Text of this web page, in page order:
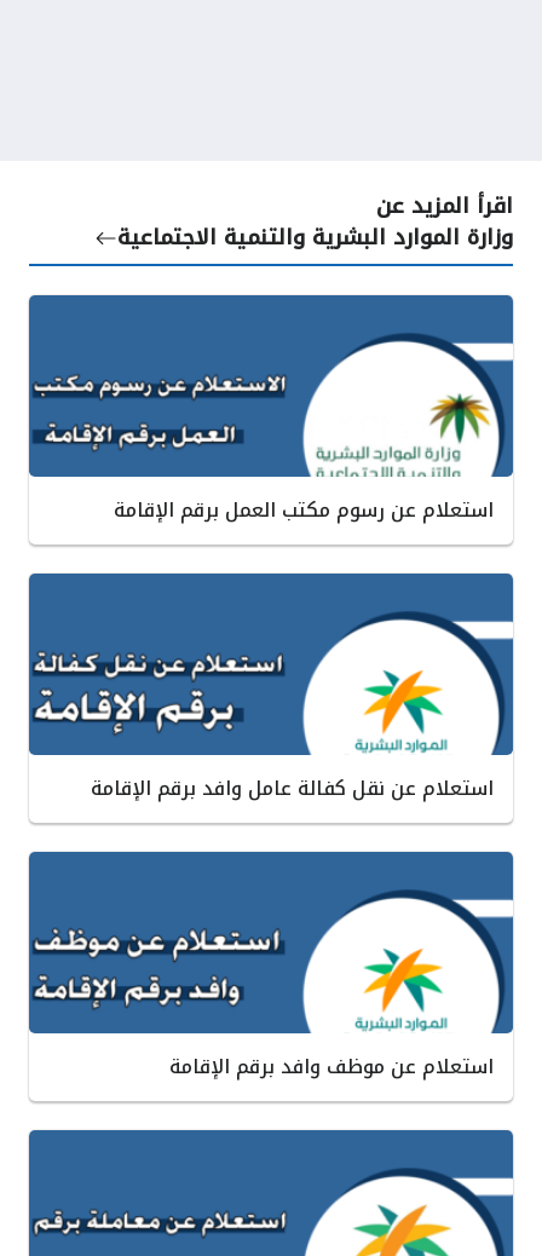
اقرأ المزيد عن
وزارة الموارد البشرية والتنمية الاجتماعية
استعلام عن رسوم مكتب العمل برقم الإقامة
استعلام عن نقل كفالة عامل وافد برقم الإقامة
استعلام عن موظف وافد برقم الإقامة